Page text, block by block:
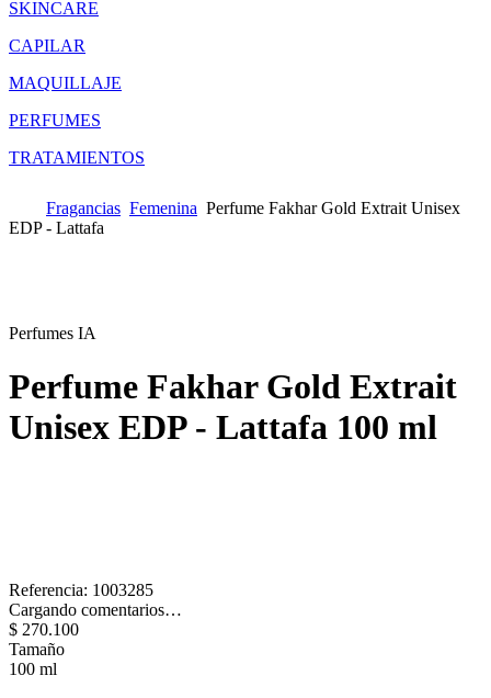
SKINCARE
CAPILAR
MAQUILLAJE
PERFUMES
TRATAMIENTOS
Fragancias Femenina Perfume Fakhar Gold Extrait Unisex
EDP - Lattafa
Perfumes IA
Perfume Fakhar Gold Extrait
Unisex EDP - Lattafa 100 ml
Referencia: 1003285
Cargando comentarios…
$ 270.100
Tamaño
100 ml